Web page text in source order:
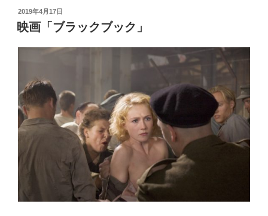
投
稿
日:
2019年4月17日
映画「ブラックブック」